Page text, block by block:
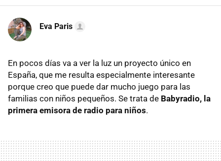
Eva Paris
En pocos días va a ver la luz un proyecto único en
España, que me resulta especialmente interesante
porque creo que puede dar mucho juego para las
familias con niños pequeños. Se trata de Babyradio, la
primera emisora de radio para niños.